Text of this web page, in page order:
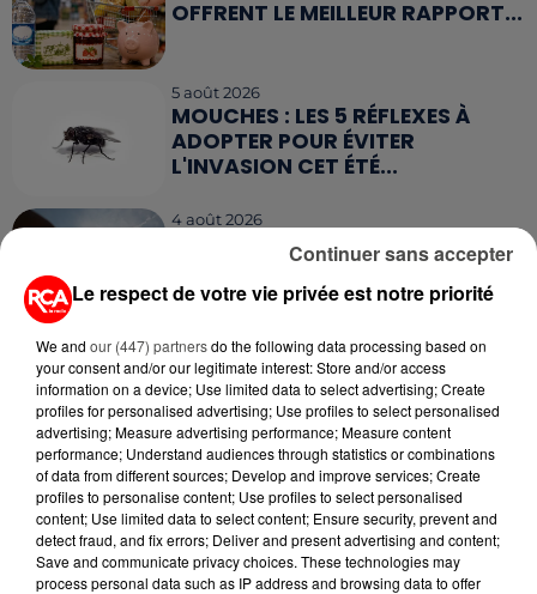
OFFRENT LE MEILLEUR RAPPORT...
5 août 2026
MOUCHES : LES 5 RÉFLEXES À
ADOPTER POUR ÉVITER
L'INVASION CET ÉTÉ...
4 août 2026
ÉCLIPSE SOLAIRE DU 12 AOÛT : LA
RUÉE VERS LES LUNETTES DE...
RETROUVEZ TOUTE L'ACTU DE LA RÉGION ET
RECEVEZ LES ALERTES INFOS DE LA RÉDACTION
EN TÉLÉCHARGEANT L'APPLICATION MOBILE
RCA
Le respect de votre vie privée est notre priorité
We and our (447) partnersdo the following data processing based on
your consent and/or our legitimate interest: Store and/or access
information on a device; Use limited data to select advertising; Create
profiles for personalised advertising; Use profiles to select personalised
advertising; Measure advertising performance; Measure content
performance; Understand audiences through statistics or combinations
of data from different sources; Develop and improve services; Create
profiles to personalise content; Use profiles to select personalised
content; Use limited data to select content; Ensure security, prevent and
detect fraud, and fix errors; Deliver and present advertising and content;
Save and communicate privacy choices. These technologies may
process personal data such as IP address and browsing data to offer
Continuer sans accepter